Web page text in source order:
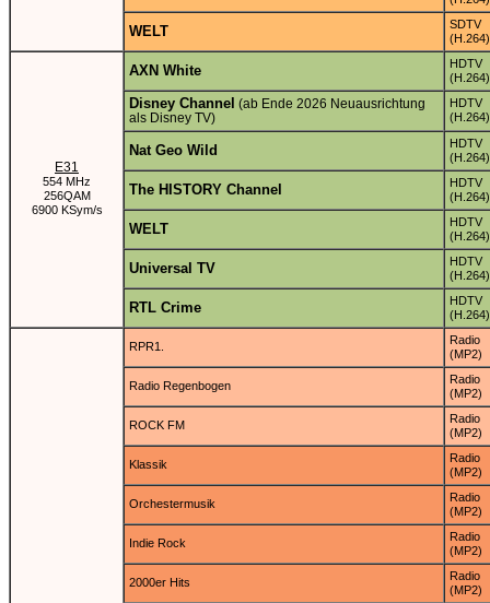
WELT
SDTV
(H.264)
E31
554 MHz
256QAM
6900 KSym/s
AXN White
HDTV
(H.264)
Disney Channel (ab Ende 2026 Neuausrichtung
als Disney TV)
HDTV
(H.264)
Nat Geo Wild
HDTV
(H.264)
The HISTORY Channel
HDTV
(H.264)
WELT
HDTV
(H.264)
Universal TV
HDTV
(H.264)
RTL Crime
HDTV
(H.264)
RPR1.
Radio
(MP2)
Radio Regenbogen
Radio
(MP2)
ROCK FM
Radio
(MP2)
Klassik
Radio
(MP2)
Orchestermusik
Radio
(MP2)
Indie Rock
Radio
(MP2)
2000er Hits
Radio
(MP2)